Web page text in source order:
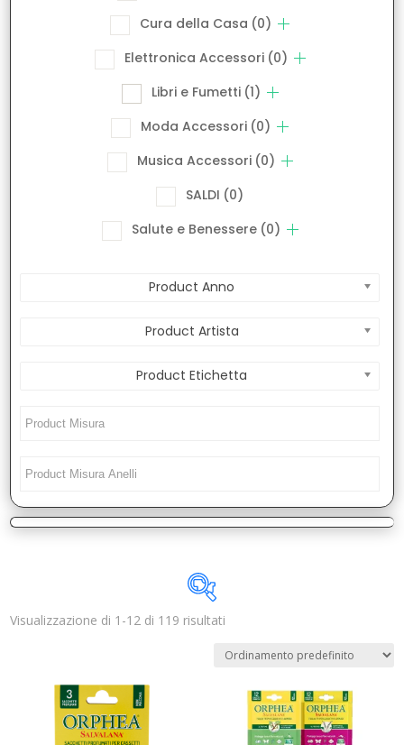
Cura della Casa (0)
Elettronica Accessori (0)
Libri e Fumetti (1)
Moda Accessori (0)
Musica Accessori (0)
SALDI (0)
Salute e Benessere (0)
Product Anno
Product Artista
Product Etichetta
Categorie prodotto
Visualizzazione di 1-12 di 119 risultati